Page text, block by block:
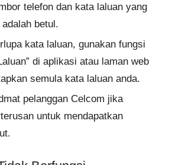
telefon dan kata laluan yang
betul.
kata laluan, gunakan fungsi
di aplikasi atau laman web
semula kata laluan anda.
pelanggan Celcom jika
untuk mendapatkan